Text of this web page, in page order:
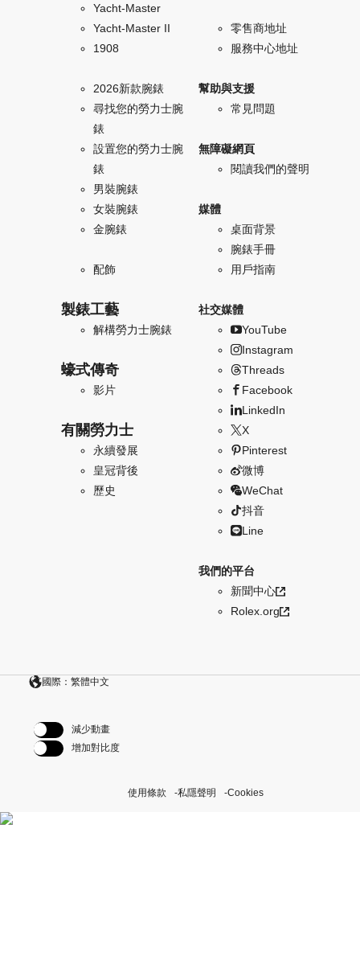
Yacht-Master
Yacht-Master II
1908
2026新款腕錶
尋找您的勞力士腕
錶
設置您的勞力士腕
錶
男裝腕錶
女裝腕錶
金腕錶
配飾
製錶工藝
解構勞力士腕錶
蠔式傳奇
影片
有關勞力士
永續發展
皇冠背後
歷史
零售商地址
服務中心地址
幫助與支援
常見問題
無障礙網頁
閱讀我們的聲明
媒體
桌面背景
腕錶手冊
用戶指南
社交媒體
YouTube
Instagram
Threads
Facebook
LinkedIn
X
Pinterest
微博
WeChat
抖音
Line
我們的平台
新聞中心
Rolex.org
國際：繁體中文
減少動畫
增加對比度
使用條款 私隱聲明 Cookies